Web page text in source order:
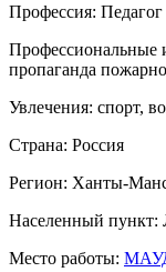
Профессия:
Профессиональные
пропаганда
Увлечения: спорт,
Страна: Россия
Регион: Ханты-
Населенный пункт:
Место работы: